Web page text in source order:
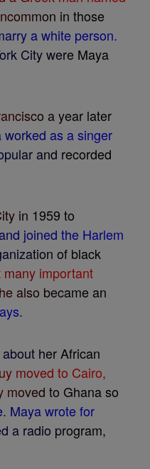
ncommon in those
arryawhite person.
ork Citywere Maya
ancisco ayear later
worked as asinger
pularand recorded
ity in 1959 to
nd joined the Harlem
anization of black
many important
healso becamean
ays.
about herAfrican
uy moved to Cairo,
moved to Ghanaso
. Mayawrotefor
d a radio program,